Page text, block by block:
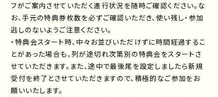
フがご案内させていただく進行状況を随時ご確認ください。な
お、手元の特典券枚数を必ずご確認いただき、使い残し・参加
逃しのないようご注意ください。
・特典会スタート時、中々お並びいただけずに時間経過するこ
とがあった場合も、列が途切れ次第別の特典会をスタートさ
せていただきます。また、途中で最後尾を設定しましたら新規
受付を終了とさせていただきますので、積極的なご参加をお
願いいたします。